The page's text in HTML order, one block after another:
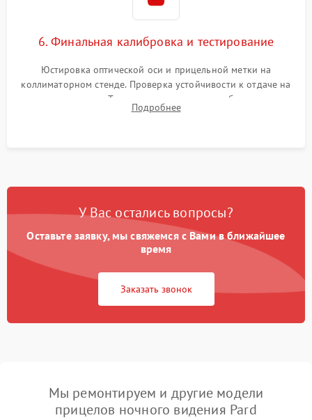
6. Финальная калибровка и тестирование
Юстировка оптической оси и прицельной метки на
коллиматорном стенде. Проверка устойчивости к отдаче на
ударном стенде. Тестирование качества изображения в
темноте, дальности обнаружения и корректной работы всех
Подробнее
У Вас остались вопросы?
Оставьте заявку, мы свяжемся с Вами в ближайшее
время
Заказать звонок
Мы ремонтируем и другие модели
прицелов ночного видения Pard